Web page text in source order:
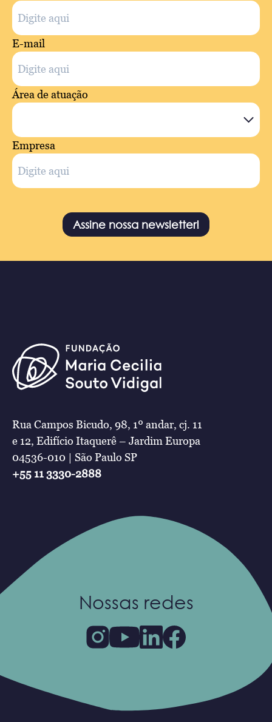
E-mail
Área de atuação
Empresa
Assine nossa newsletter!
Rua Campos Bicudo, 98, 1º andar, cj. 11
e 12, Edifício Itaquerê – Jardim Europa
04536-010 | São Paulo SP
+55 11 3330-2888
Nossas redes